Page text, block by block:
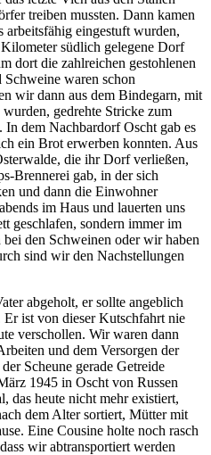
treiben mussten. Dann kamen
eingestuft wurden,
südlich gelegene Dorf
dort die zahlreichen gestohlenen
waren schon
wir dann aus dem Bindegarn, mit
gedrehte Stricke zum
In dem Nachbardorf Oscht gab es
ein Brot erwerben konnten. Aus
die ihr Dorf verließen,
Brennerei gab, in der sich
und dann die Einwohner
im Haus und lauerten uns
geschlafen, sondern immer im
den Schweinen oder wir haben
sind wir den Nachstellungen
abgeholt, er sollte angeblich
Er ist von dieser Kutschfahrt nie
verschollen. Wir waren dann
und dem Versorgen der
Scheune gerade Getreide
1945 in Oscht von Russen
das heute nicht mehr existiert,
dem Alter sortiert, Mütter mit
Eine Cousine holte noch rasch
wir abtransportiert werden